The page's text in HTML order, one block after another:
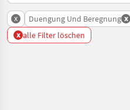
x Duengung Und Beregnung x
x alle Filter löschen